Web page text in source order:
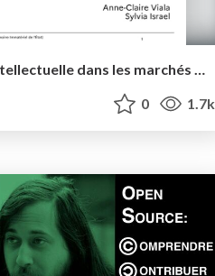
Propriété intellectuelle dans les marchés publics informatiques
0 1.7k